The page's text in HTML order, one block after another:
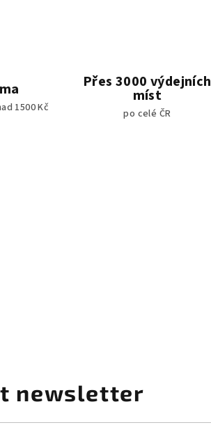
1500 Kč
Přes 3000 výdejních
míst
po celé ČR
newsletter